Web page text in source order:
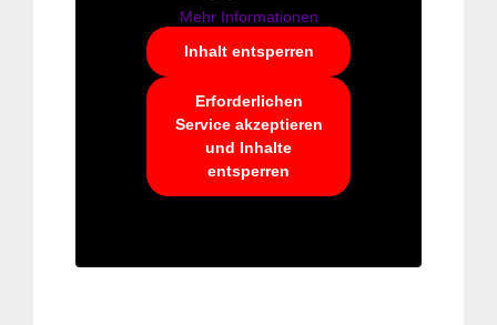
Mehr Informationen
Inhalt entsperren
Erforderlichen
Service akzeptieren
und Inhalte
entsperren